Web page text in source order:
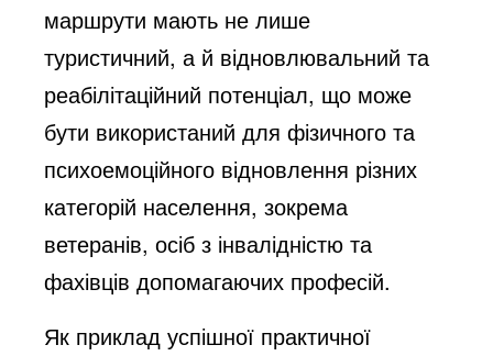
маршрути мають не лише
туристичний, а й відновлювальний та
реабілітаційний потенціал, що може
бути використаний для фізичного та
психоемоційного відновлення різних
категорій населення, зокрема
ветеранів, осіб з інвалідністю та
фахівців допомагаючих професій.
Як приклад успішної практичної